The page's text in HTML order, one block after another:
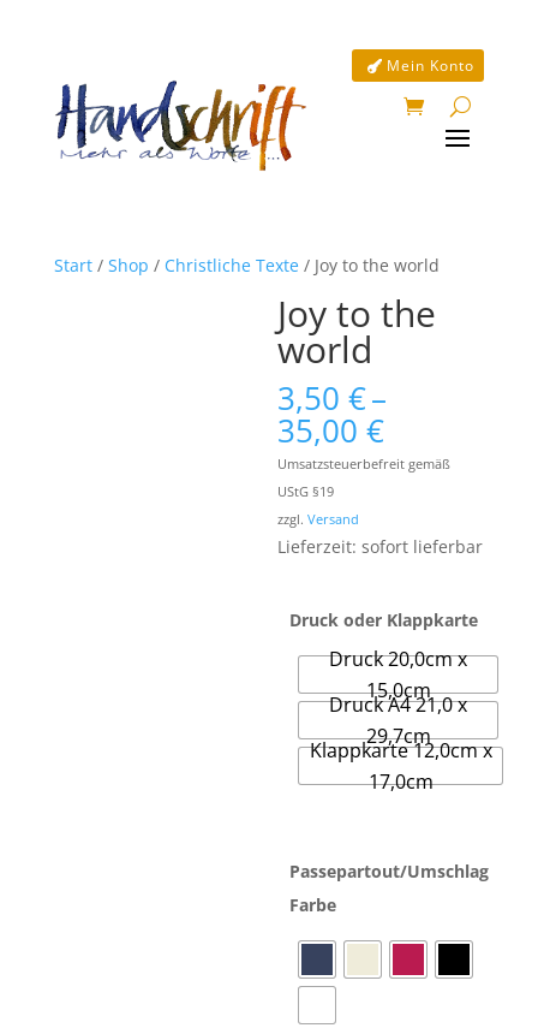
Mein Konto
Start/ Shop / Christliche Texte/ Joy to the world
Joy to the
world
3,50€–
35,00€
3,50 €
bis
Umsatzsteuerbefreit gemäß
UStG §19
zzgl.Versand
Lieferzeit: sofort lieferbar
Druck oder Klappkarte
Druck 20,0cm x
15,0cm
Druck A4 21,0 x
29,7cm
Klappkarte 12,0cm x
17,0cm
Passepartout/Umschlag
Farbe